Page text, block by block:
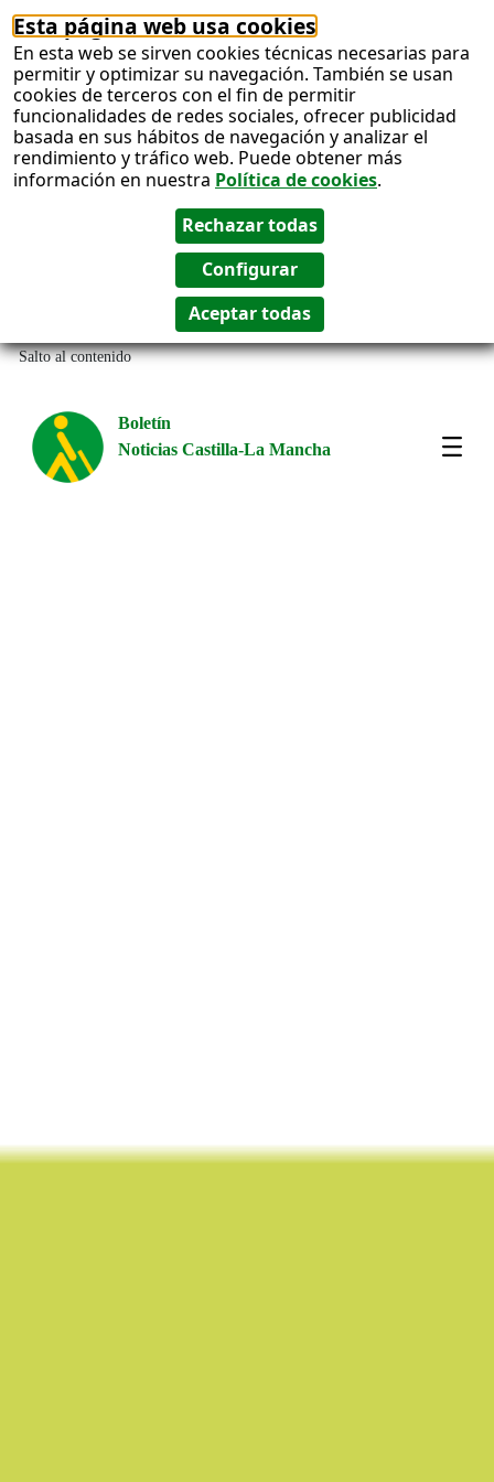
Esta página web usa cookies
En esta web se sirven cookies técnicas necesarias para
permitir y optimizar su navegación. También se usan
cookies de terceros con el fin de permitir
funcionalidades de redes sociales, ofrecer publicidad
basada en sus hábitos de navegación y analizar el
rendimiento y tráfico web. Puede obtener más
información en nuestra Política de cookies.
Salto al contenido
Boletín
Noticias Castilla-La Mancha